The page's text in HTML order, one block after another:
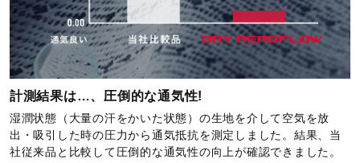
計測結果は…、圧倒的な通気性!
湿潤状態（大量の汗をかいた状態）の生地を介して空気を放
出・吸引した時の圧力から通気抵抗を測定しました。結果、当
社従来品と比較して圧倒的な通気性の向上が確認できました。